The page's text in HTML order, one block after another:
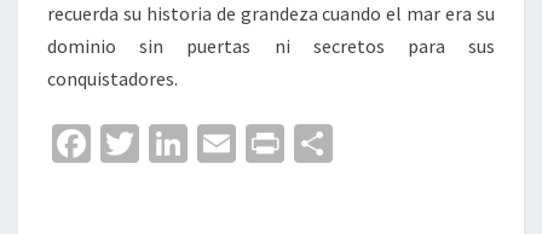
recuerda su historia de grandeza cuando el mar era su
dominio sin puertas ni secretos para sus
conquistadores.
Fa T
Li
E
Pr